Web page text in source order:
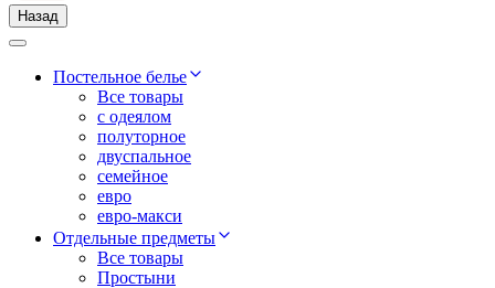
Назад
Постельное белье
Все товары
с одеялом
полуторное
двуспальное
семейное
евро
евро-макси
Отдельные предметы
Все товары
Простыни